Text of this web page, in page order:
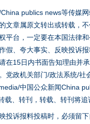
publics news等传媒
文章属原文转出或转载，
台，一定要在本国法律
、夸大事实、反映投诉
15日内书面告知理由并
政机关部门/政法系统/
中国公众新闻China
、转刊，转载、转刊将追
诉报料投稿时，必须留